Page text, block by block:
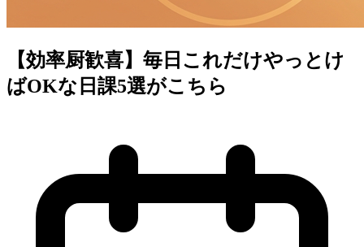
【効率厨歓喜】毎日これだけやっとけ
ばOKな日課5選がこちら